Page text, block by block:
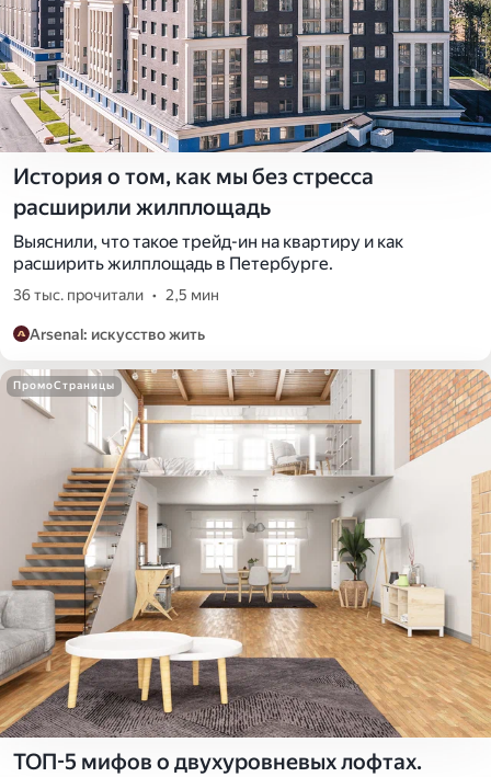
История о том, как мы без стресса
расширили жилплощадь
Выяснили, что такое трейд-ин на квартиру и как
расширить жилплощадь в Петербурге.
36 тыс. прочитали • 2,5 мин
Arsenal: искусство жить
ПромоСтраницы
ТОП-5 мифов о двухуровневых лофтах.